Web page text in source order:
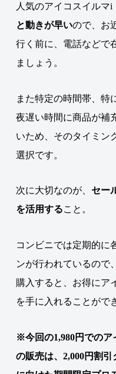
人気のアイコスイルマi
と動きが早いので、お
行く前に、電話などで
ましょう。
また特定の時間帯、特
夜遅い時間に商品が補
いため、そのタイミン
選択です。
次に大切なのが、 セー
を活用すること。
コンビニでは定期的に
ンが行われているので
購入すると、お得にア
を手に入れることがで
※今回の1,980円でのア
の販売は、2,000円割